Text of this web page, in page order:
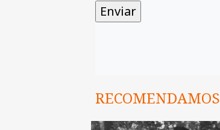
RECOMENDAMOS